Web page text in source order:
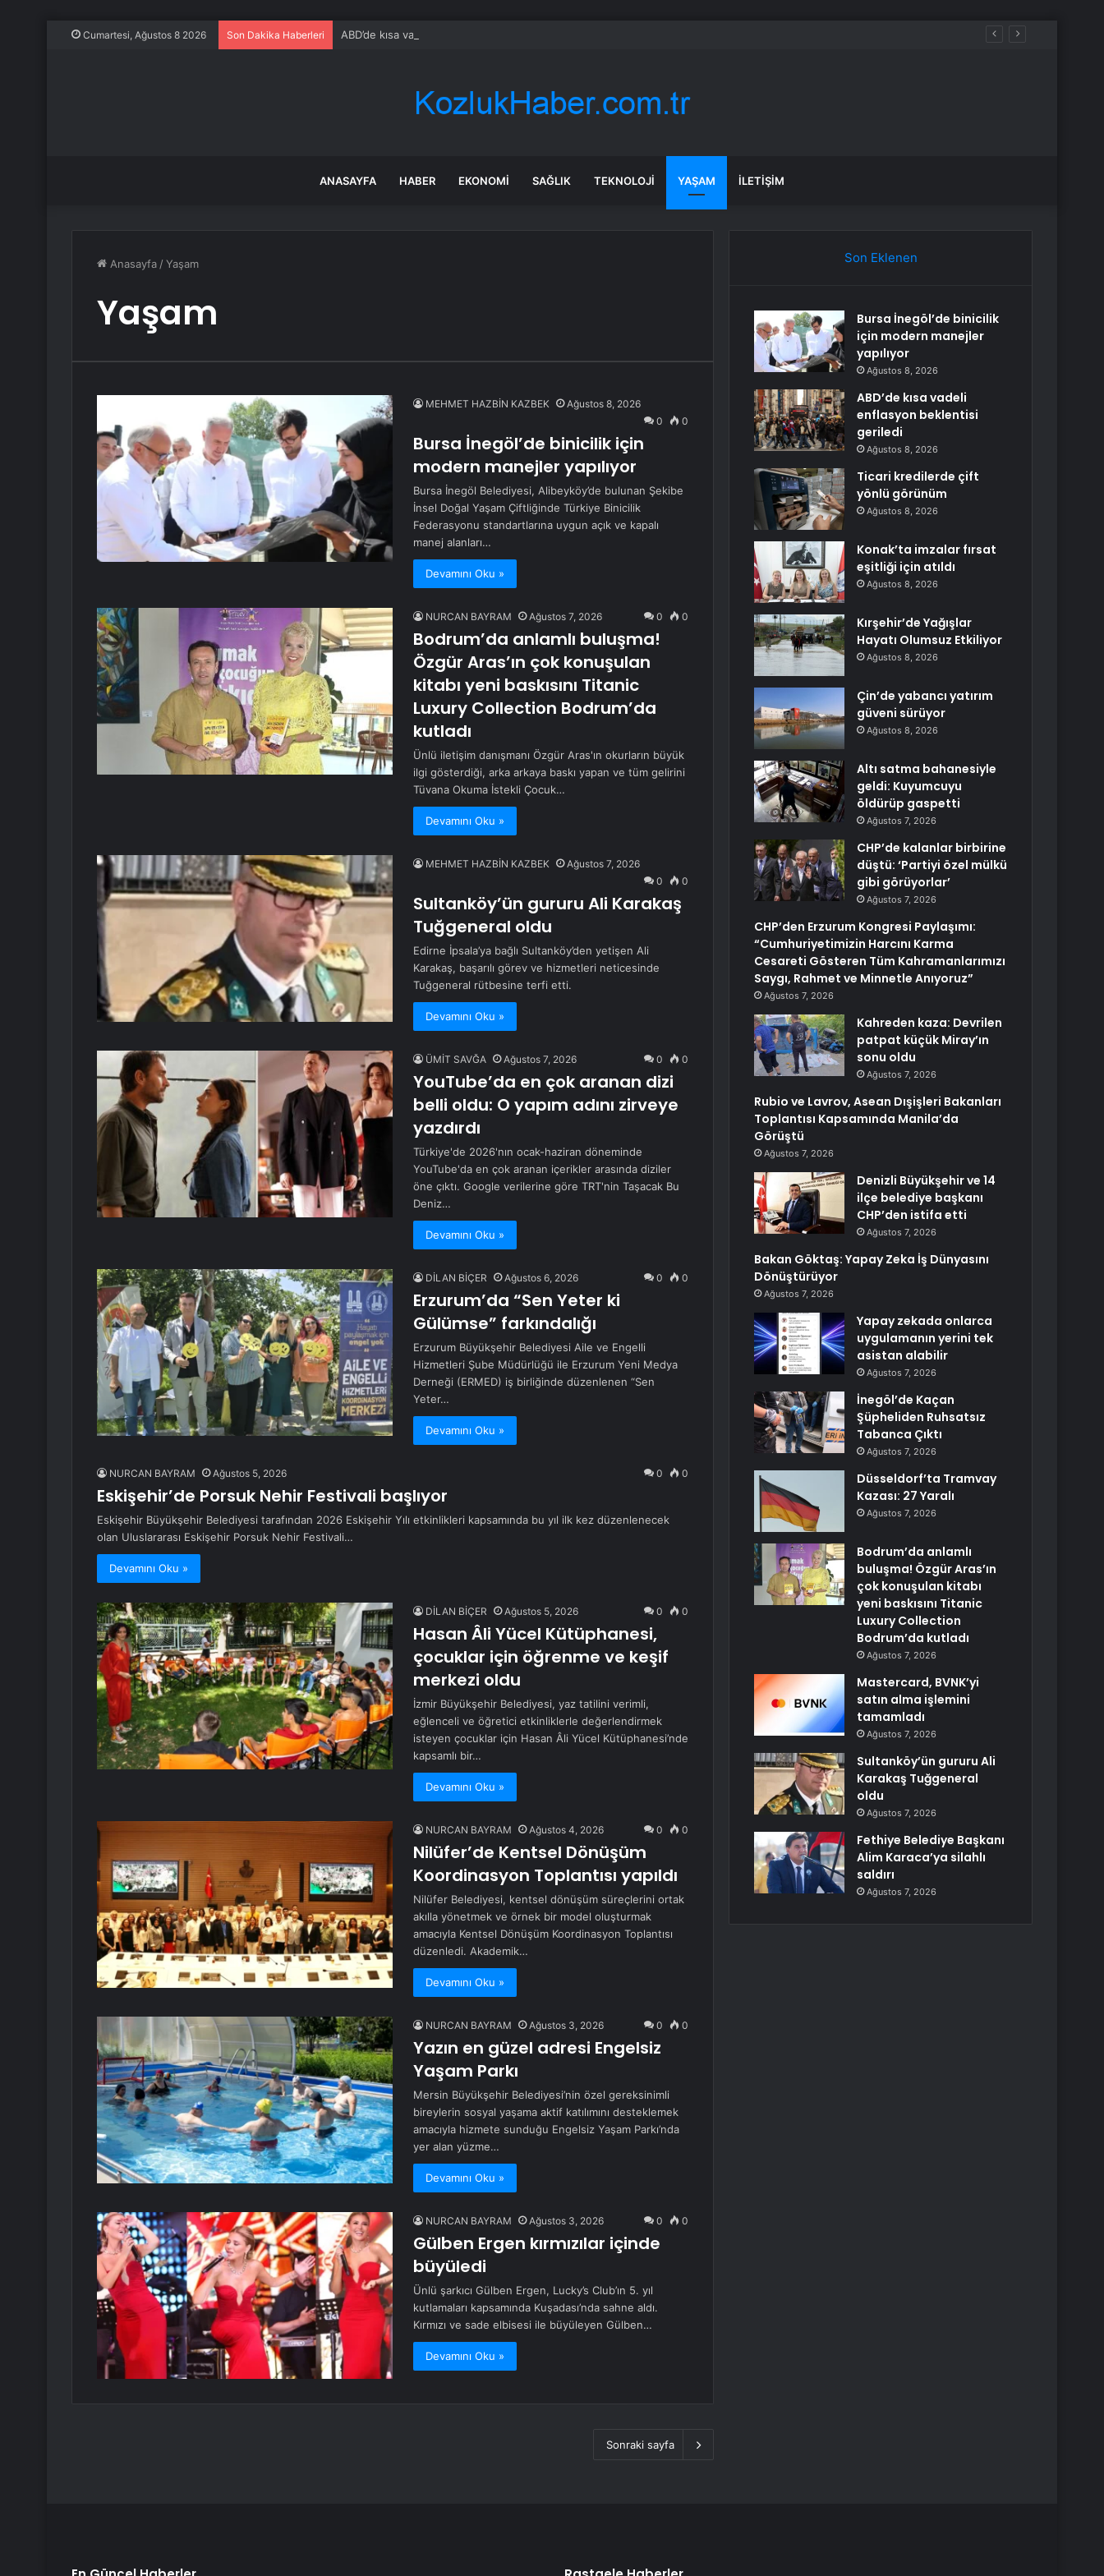
Cumartesi, Ağustos 8 2026 Son Dakika Haberleri ABD’de kısa vadeli enflasyon beklentisi geriledi
ANASAYFA HABER EKONOMI SAĞLIK TEKNOLOJI YAŞAM İLETIŞIM
Anasayfa /Yaşam
Yaşam
MEHMET HAZBİN KAZBEK
Ağustos 8, 2026
0
0
Bursa İnegöl’de binicilik için
modern manejler yapılıyor
Bursa İnegöl Belediyesi, Alibeyköy’de bulunan Şekibe
İnsel Doğal Yaşam Çiftliğinde Türkiye Binicilik
Federasyonu standartlarına uygun açık ve kapalı
manej alanları…
Devamını Oku »
NURCAN BAYRAM Ağustos 7, 2026 0 0
Bodrum’da anlamlı buluşma!
Özgür Aras’ın çok konuşulan
kitabı yeni baskısını Titanic
Luxury Collection Bodrum’da
kutladı
Ünlü iletişim danışmanı Özgür Aras'ın okurların büyük
ilgi gösterdiği, arka arkaya baskı yapan ve tüm gelirini
Tüvana Okuma İstekli Çocuk…
Devamını Oku »
MEHMET HAZBİN KAZBEK
Ağustos 7, 2026
0
0
Sultanköy’ün gururu Ali Karakaş
Tuğgeneral oldu
Edirne İpsala’ya bağlı Sultanköy’den yetişen Ali
Karakaş, başarılı görev ve hizmetleri neticesinde
Tuğgeneral rütbesine terfi etti.
Devamını Oku »
ÜMİT SAVĞA Ağustos 7, 2026 0 0
YouTube’da en çok aranan dizi
belli oldu: O yapım adını zirveye
yazdırdı
Türkiye'de 2026'nın ocak-haziran döneminde
YouTube'da en çok aranan içerikler arasında diziler
öne çıktı. Google verilerine göre TRT'nin Taşacak Bu
Deniz…
Devamını Oku »
DİLAN BİÇER Ağustos 6, 2026 0 0
Erzurum’da “Sen Yeter ki
Gülümse” farkındalığı
Erzurum Büyükşehir Belediyesi Aile ve Engelli
Hizmetleri Şube Müdürlüğü ile Erzurum Yeni Medya
Derneği (ERMED) iş birliğinde düzenlenen “Sen
Yeter…
Devamını Oku »
NURCAN BAYRAM Ağustos 5, 2026 0 0
Eskişehir’de Porsuk Nehir Festivali başlıyor
Eskişehir Büyükşehir Belediyesi tarafından 2026 Eskişehir Yılı etkinlikleri kapsamında bu yıl ilk kez düzenlenecek
olan Uluslararası Eskişehir Porsuk Nehir Festivali…
Devamını Oku »
DİLAN BİÇER Ağustos 5, 2026 0 0
Hasan Âli Yücel Kütüphanesi,
çocuklar için öğrenme ve keşif
merkezi oldu
İzmir Büyükşehir Belediyesi, yaz tatilini verimli,
eğlenceli ve öğretici etkinliklerle değerlendirmek
isteyen çocuklar için Hasan Âli Yücel Kütüphanesi’nde
kapsamlı bir…
Devamını Oku »
NURCAN BAYRAM Ağustos 4, 2026 0 0
Nilüfer’de Kentsel Dönüşüm
Koordinasyon Toplantısı yapıldı
Nilüfer Belediyesi, kentsel dönüşüm süreçlerini ortak
akılla yönetmek ve örnek bir model oluşturmak
amacıyla Kentsel Dönüşüm Koordinasyon Toplantısı
düzenledi. Akademik…
Devamını Oku »
NURCAN BAYRAM Ağustos 3, 2026 0 0
Yazın en güzel adresi Engelsiz
Yaşam Parkı
Mersin Büyükşehir Belediyesi’nin özel gereksinimli
bireylerin sosyal yaşama aktif katılımını desteklemek
amacıyla hizmete sunduğu Engelsiz Yaşam Parkı’nda
yer alan yüzme…
Devamını Oku »
NURCAN BAYRAM Ağustos 3, 2026 0 0
Gülben Ergen kırmızılar içinde
büyüledi
Ünlü şarkıcı Gülben Ergen, Lucky’s Club’ın 5. yıl
kutlamaları kapsamında Kuşadası’nda sahne aldı.
Kırmızı ve sade elbisesi ile büyüleyen Gülben…
Devamını Oku »
Sonraki sayfa
Son Eklenen
Bursa İnegöl’de binicilik
için modern manejler
yapılıyor
Ağustos 8, 2026
ABD’de kısa vadeli
enflasyon beklentisi
geriledi
Ağustos 8, 2026
Ticari kredilerde çift
yönlü görünüm
Ağustos 8, 2026
Konak’ta imzalar fırsat
eşitliği için atıldı
Ağustos 8, 2026
Kırşehir’de Yağışlar
Hayatı Olumsuz Etkiliyor
Ağustos 8, 2026
Çin’de yabancı yatırım
güveni sürüyor
Ağustos 8, 2026
Altı satma bahanesiyle
geldi: Kuyumcuyu
öldürüp gaspetti
Ağustos 7, 2026
CHP’de kalanlar birbirine
düştü: ‘Partiyi özel mülkü
gibi görüyorlar’
Ağustos 7, 2026
CHP’den Erzurum Kongresi Paylaşımı:
“Cumhuriyetimizin Harcını Karma
Cesareti Gösteren Tüm Kahramanlarımızı
Saygı, Rahmet ve Minnetle Anıyoruz”
Ağustos 7, 2026
Kahreden kaza: Devrilen
patpat küçük Miray’ın
sonu oldu
Ağustos 7, 2026
Rubio ve Lavrov, Asean Dışişleri Bakanları
Toplantısı Kapsamında Manila’da
Görüştü
Ağustos 7, 2026
Denizli Büyükşehir ve 14
ilçe belediye başkanı
CHP’den istifa etti
Ağustos 7, 2026
Bakan Göktaş: Yapay Zeka İş Dünyasını
Dönüştürüyor
Ağustos 7, 2026
Yapay zekada onlarca
uygulamanın yerini tek
asistan alabilir
Ağustos 7, 2026
İnegöl’de Kaçan
Şüpheliden Ruhsatsız
Tabanca Çıktı
Ağustos 7, 2026
Düsseldorf’ta Tramvay
Kazası: 27 Yaralı
Ağustos 7, 2026
Bodrum’da anlamlı
buluşma! Özgür Aras’ın
çok konuşulan kitabı
yeni baskısını Titanic
Luxury Collection
Bodrum’da kutladı
Ağustos 7, 2026
Mastercard, BVNK’yi
satın alma işlemini
tamamladı
Ağustos 7, 2026
Sultanköy’ün gururu Ali
Karakaş Tuğgeneral
oldu
Ağustos 7, 2026
Fethiye Belediye Başkanı
Alim Karaca’ya silahlı
saldırı
Ağustos 7, 2026